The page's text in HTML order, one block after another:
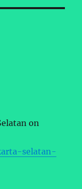
on
selatan-